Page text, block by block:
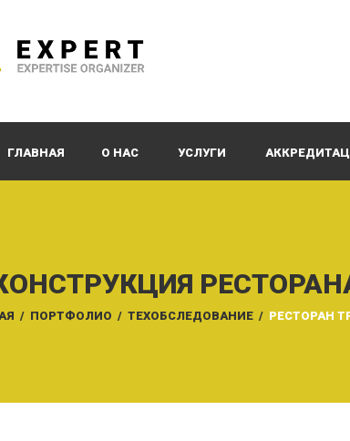
ГЛАВНАЯ О НАС УСЛУГИ
/ ПОРТФОЛИО / ТЕХОБСЛЕДОВАНИЕ / РЕСТОРАН